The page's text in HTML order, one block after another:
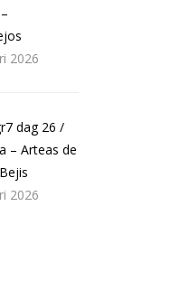
2026
dag 26 /
– Arteas de
2026